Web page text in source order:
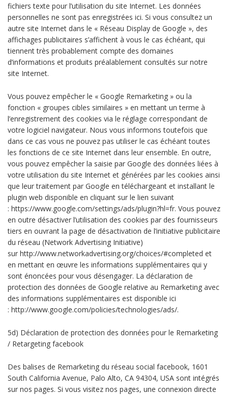
fichiers texte pour l’utilisation du site Internet. Les données
personnelles ne sont pas enregistrées ici. Si vous consultez un
autre site Internet dans le « Réseau Display de Google », des
affichages publicitaires s’affichent à vous le cas échéant, qui
tiennent très probablement compte des domaines
d’informations et produits préalablement consultés sur notre
site Internet.
Vous pouvez empêcher le « Google Remarketing » ou la
fonction « groupes cibles similaires » en mettant un terme à
l’enregistrement des cookies via le réglage correspondant de
votre logiciel navigateur. Nous vous informons toutefois que
dans ce cas vous ne pouvez pas utiliser le cas échéant toutes
les fonctions de ce site Internet dans leur ensemble. En outre,
vous pouvez empêcher la saisie par Google des données liées à
votre utilisation du site Internet et générées par les cookies ainsi
que leur traitement par Google en téléchargeant et installant le
plugin web disponible en cliquant sur le lien suivant
: https://www.google.com/settings/ads/plugin?hl=fr. Vous pouvez
en outre désactiver l’utilisation des cookies par des fournisseurs
tiers en ouvrant la page de désactivation de l’initiative publicitaire
du réseau (Network Advertising Initiative)
sur http://www.networkadvertising.org/choices/#completed et
en mettant en œuvre les informations supplémentaires qui y
sont énoncées pour vous désengager. La déclaration de
protection des données de Google relative au Remarketing avec
des informations supplémentaires est disponible ici
: http://www.google.com/policies/technologies/ads/.
5d) Déclaration de protection des données pour le Remarketing
/ Retargeting facebook
Des balises de Remarketing du réseau social facebook, 1601
South California Avenue, Palo Alto, CA 94304, USA sont intégrés
sur nos pages. Si vous visitez nos pages, une connexion directe